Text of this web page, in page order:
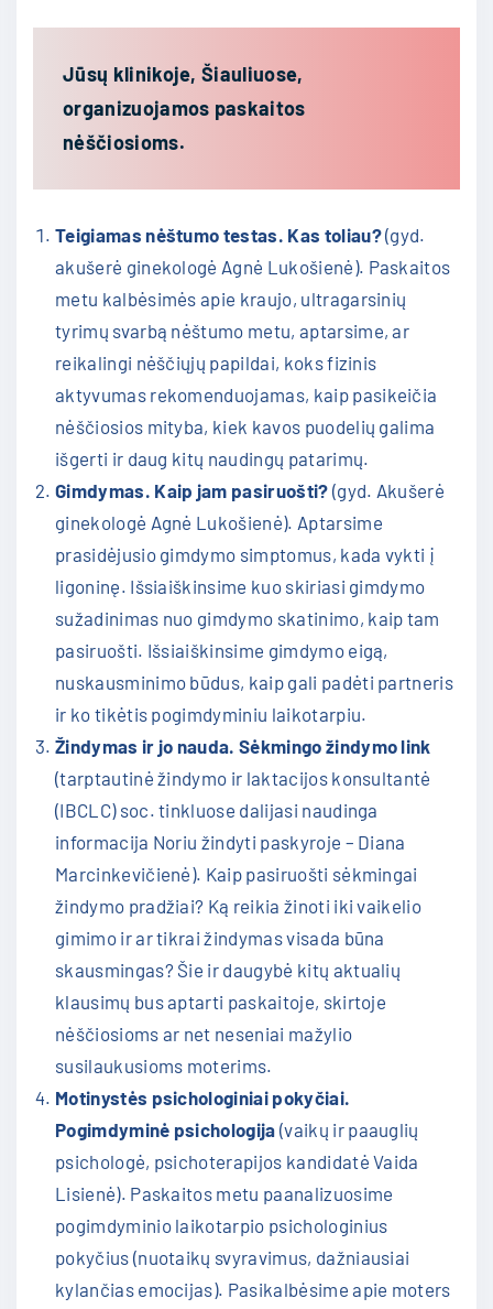
Jūsų klinikoje, Šiauliuose,
organizuojamos paskaitos
nėščiosioms.
Teigiamas nėštumo testas. Kas toliau?(gyd.
akušerė ginekologė Agnė Lukošienė). Paskaitos
metu kalbėsimės apie kraujo, ultragarsinių
tyrimų svarbą nėštumo metu, aptarsime, ar
reikalingi nėščiųjų papildai, koks fizinis
aktyvumas rekomenduojamas, kaip pasikeičia
nėščiosios mityba, kiek kavos puodelių galima
išgerti ir daug kitų naudingų patarimų.
Gimdymas. Kaip jam pasiruošti? (gyd. Akušerė
ginekologė Agnė Lukošienė). Aptarsime
prasidėjusio gimdymo simptomus, kada vykti į
ligoninę. Išsiaiškinsime kuo skiriasi gimdymo
sužadinimas nuo gimdymo skatinimo, kaip tam
pasiruošti. Išsiaiškinsime gimdymo eigą,
nuskausminimo būdus, kaip gali padėti partneris
ir ko tikėtis pogimdyminiu laikotarpiu.
Žindymas ir jo nauda. Sėkmingo žindymo link
(tarptautinė žindymo ir laktacijos konsultantė
(IBCLC) soc. tinkluose dalijasi naudinga
informacija Noriu žindyti paskyroje – Diana
Marcinkevičienė). Kaip pasiruošti sėkmingai
žindymo pradžiai? Ką reikia žinoti iki vaikelio
gimimo ir ar tikrai žindymas visada būna
skausmingas? Šie ir daugybė kitų aktualių
klausimų bus aptarti paskaitoje, skirtoje
nėščiosioms ar net neseniai mažylio
susilaukusioms moterims.
Motinystės psichologiniai pokyčiai.
Pogimdyminė psichologija (vaikų ir paauglių
psichologė, psichoterapijos kandidatė Vaida
Lisienė). Paskaitos metu paanalizuosime
pogimdyminio laikotarpio psichologinius
pokyčius (nuotaikų svyravimus, dažniausiai
kylančias emocijas). Pasikalbėsime apie moters